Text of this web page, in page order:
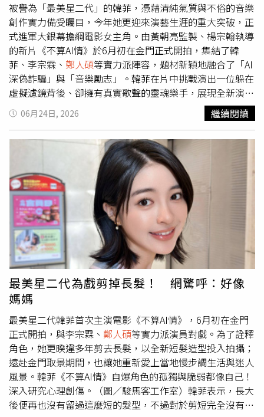
被譽為「最美星二代」的韓菲，憑藉清純氣質與不俗的音樂
創作實力備受矚目，今年她更迎來演藝生涯的重大突破，正
式進軍大銀幕擔綱電影女主角。由黃朝亮監製、楊宗翰執導
的新片《不算AI情》於6月初在金門正式開拍，集結了韓
菲、李宗霖、 鄭人碩等實力派陣容，題材新穎地融合了「AI
深偽詐騙」與「音樂勵志」。韓菲在片中挑戰演出一位躲在
虛擬濾鏡背後、卻擁有真實歌聲的靈魂樂手，展現全新演技
面向。為角色勇敢改變！睽違多年挑戰短髮造型，韓菲把剪
髮當成入戲第一步談到這次接演《不算AI情》最大的改變，
韓菲透露在接演時就被告知需要剪短頭髮。自長大後便再也
沒有留過這麼短髮型的她，坦言當時完全沒有猶豫，反而充
滿期待地表示：「我感覺剪頭髮是我成為這個角色的第一
步。」真正剪完頭髮後，她甚至比想像中更喜歡這個新造
型，不僅收到許多朋友一致好評，社群平台上的粉絲也熱烈
回應，稱讚短髮十分適合她，看起來更加有活力且俐落，更
有不少網友笑說剪完越來越像媽媽。面對滿滿的正面回饋，
韓菲笑說這讓自己對造型轉變更有信心，也很開心大家願意
接受她不同以往的一面。（圖／取自 hahahanfi_0120 IG）
髮型重點解析：隨性微外翹✕輕盈法式瀏海，打造空氣感初
戀短髮可以看到韓菲這次的全新短髮極具層次感，長度剛好
落在時髦的鎖骨與肩膀之間，完美修飾了頸部與下巴線條，
隨性外翹線條髮尾摒棄了傳統學生頭的呆板內彎，而是採用
近年非常流行的輕盈「外翹微捲」設計，讓音樂創作者的率
性、靈動感躍然髮上。正面搭配略帶厚度卻保有空氣感的八
字瀏海，兩側鬢角順應臉型修剪，不僅完美襯托出精緻的五
官與好氣色，更散發出一股高級、從容的日雜初戀感，非常
適合作為今年夏天女孩們的短髮參考範本。（圖／駿馬客工
作室 提供）自爆角色的孤獨與脆弱像自己！深入研究心理
創傷，力求真實呈現被問到角色最吸引自己的地方，韓菲表
06月24日, 2026 繼續閱讀
最美星二代為戲剪掉長髮！ 網驚呼：好像
媽媽
最美星二代韓菲首次主演電影《不算AI情》，6月初在金門
正式開拍，與李宗霖、 鄭人碩等實力派演員對戲。為了詮釋
角色，她更睽違多年剪去長髮，以全新短髮造型投入拍攝；
遠赴金門取景期間，也讓她重新愛上當地慢步調生活與迷人
風景。韓菲《不算AI情》自爆角色的孤獨與脆弱都像自己！
深入研究心理創傷。（圖／駿馬客工作室）韓菲表示，長大
後便再也沒有留過這麼短的髮型，不過對於剪短完全沒有猶